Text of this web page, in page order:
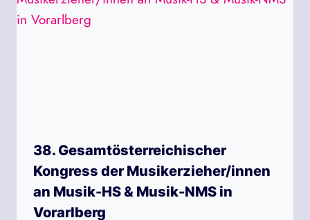
38. Gesamtösterreichischer
Kongress der Musikerzieher/innen
an Musik-HS & Musik-NMS in
Vorarlberg